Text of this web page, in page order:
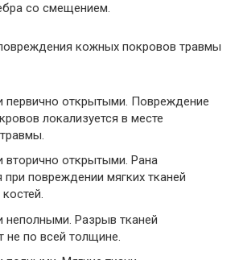
со смещением.
кожных покровов травмы
первично открытыми. Повреждение
локализуется в месте
вторично открытыми. Рана
при повреждении мягких тканей
Разрыв тканей
не по всей толщине.